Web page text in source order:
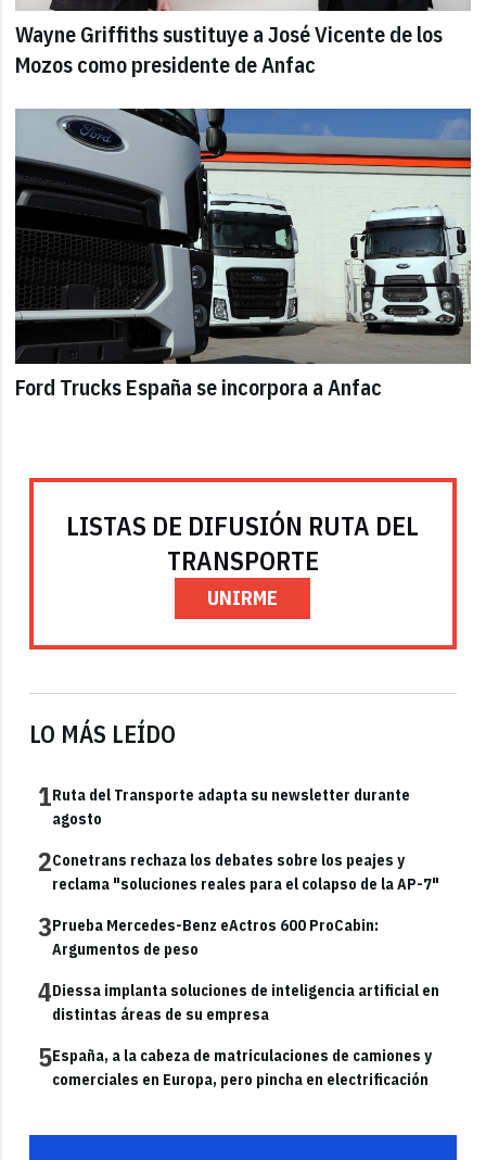
Wayne Griffiths sustituye a José Vicente de los
Mozos como presidente de Anfac
Ford Trucks España se incorpora a Anfac
LISTAS DE DIFUSIÓN RUTA DEL
TRANSPORTE
UNIRME
LO MÁS LEÍDO
1Ruta del Transporte adapta su newsletter durante
agosto
2Conetrans rechaza los debates sobre los peajes y
reclama "soluciones reales para el colapso de la AP-7"
3Prueba Mercedes-Benz eActros 600 ProCabin:
Argumentos de peso
4Diessa implanta soluciones de inteligencia artificial en
distintas áreas de su empresa
5España, a la cabeza de matriculaciones de camiones y
comerciales en Europa, pero pincha en electrificación